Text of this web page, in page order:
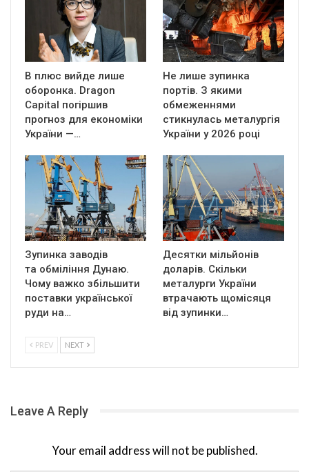
В плюс вийде лише
оборонка. Dragon
Capital погіршив
прогноз для економіки
України —…
Не лише зупинка
портів. З якими
обмеженнями
стикнулась металургія
України у 2026 році
Зупинка заводів
та обміління Дунаю.
Чому важко збільшити
поставки української
руди на…
Десятки мільйонів
доларів. Скільки
металурги України
втрачають щомісяця
від зупинки…
PREV NEXT
Leave A Reply
Your email address will not be published.